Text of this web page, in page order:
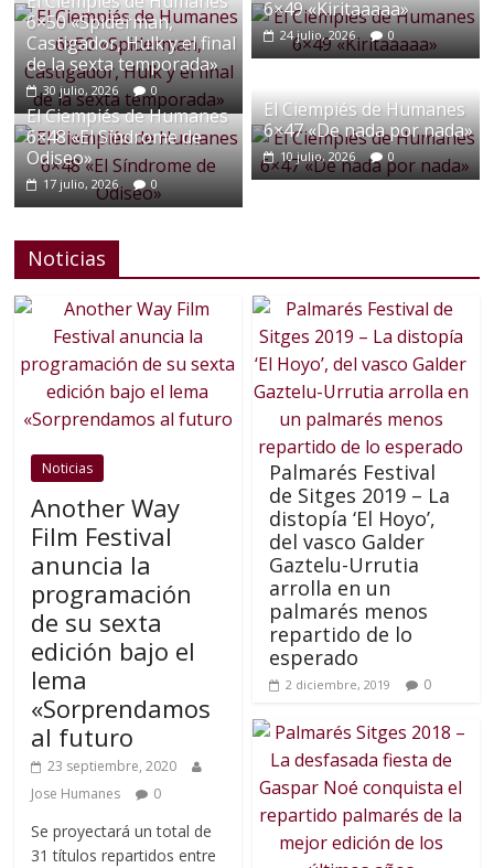
6×50 «Spiderman,
Castigador, Hulk y el final
de la sexta temporada»
30 julio, 2026 0
6×49 «Kiritaaaaa»
24 julio, 2026 0
El Ciempiés de Humanes
6×48 «El Síndrome de
Odiseo»
17 julio, 2026 0
El Ciempiés de Humanes
6×47 «De nada por nada»
10 julio, 2026 0
Noticias
Noticias
Another Way
Film Festival
anuncia la
programación
de su sexta
edición bajo el
lema
«Sorprendamos
al futuro
23 septiembre, 2020
Jose Humanes
0
Se proyectará un total de
31 títulos repartidos entre
Palmarés Festival
de Sitges 2019 – La
distopía ‘El Hoyo’,
del vasco Galder
Gaztelu-Urrutia
arrolla en un
palmarés menos
repartido de lo
esperado
2 diciembre, 2019 0